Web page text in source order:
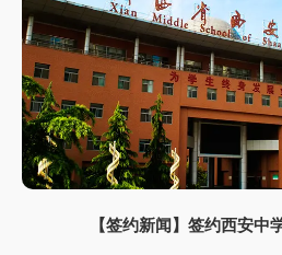
【签约新闻】签约西安中